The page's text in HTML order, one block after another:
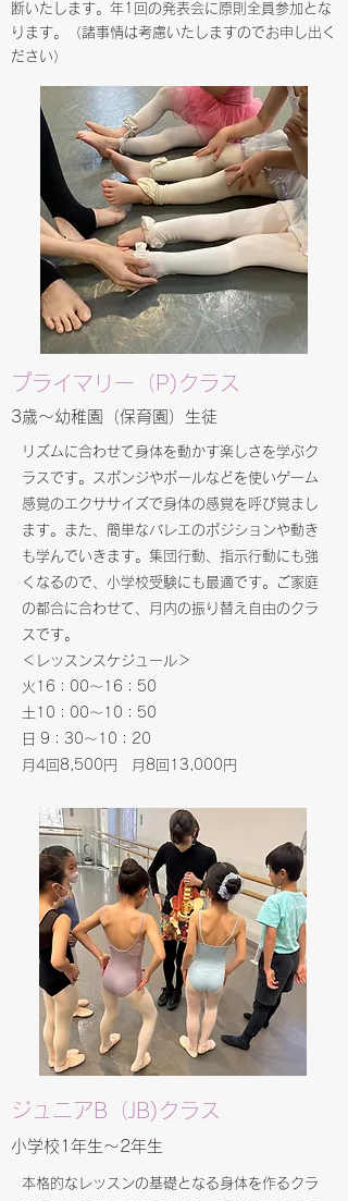
断いたします。年1回の発表会に原則全員参加とな
ります。（諸事情は考慮いたしますのでお申し出く
ださい）
​​プライマリー（P)クラス
​​3歳～幼稚園（保育園）生徒
リズムに合わせて身体を動かす楽しさを学ぶク
ラスです。スポンジやボールなどを使いゲーム
感覚のエクササイズで身体の感覚を呼び覚まし
ます。また、簡単なバレエのポジションや動き
も学んでいきます。集団行動、指示行動にも強
くなるので、小学校受験にも最適です。ご家庭
の都合に合わせて、月内の振り替え自由のクラ
スです。
​＜レッスンスケジュール＞
火16：00～16：50
土10：00～10：50
日 9：30～10：20
​月4回8,500円 月8回13,000円
​​ジュニアB（JB)クラス
​​小学校1年生～2年生
​本格的なレッスンの基礎となる身体を作るクラ